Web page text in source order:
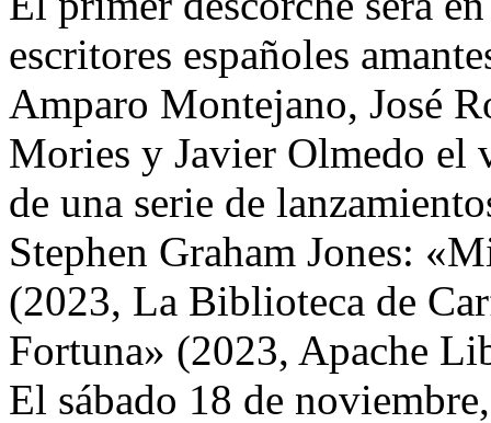
escritores españoles
Amparo Montejano, José
Mories y Javier Olmedo el
de una serie de
Stephen Graham Jones:
(2023, La Biblioteca de
Fortuna» (2023, Apache
El sábado 18 de